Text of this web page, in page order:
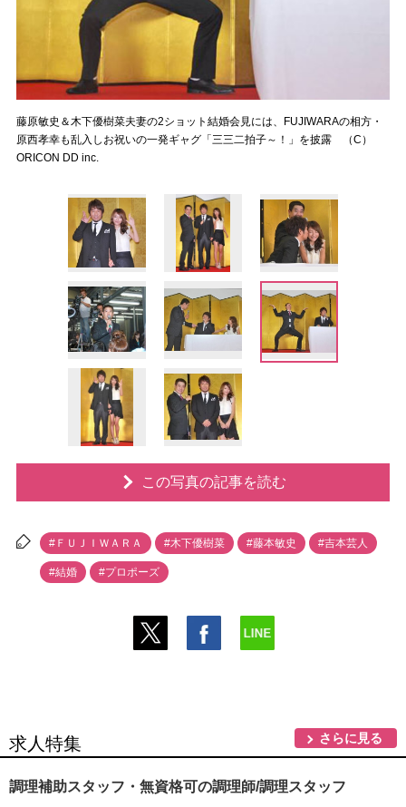
藤原敏史＆木下優樹菜夫妻の2ショット結婚会見には、FUJIWARAの相方・
原西孝幸も乱入しお祝いの一発ギャグ「三三二拍子～！」を披露 （C）
ORICON DD inc.
この写真の記事を読む
#ＦＵＪＩＷＡＲＡ #木下優樹菜 #藤本敏史 #吉本芸人
#結婚 #プロポーズ
求人特集 さらに見る
調理補助スタッフ・無資格可の調理師/調理スタッフ